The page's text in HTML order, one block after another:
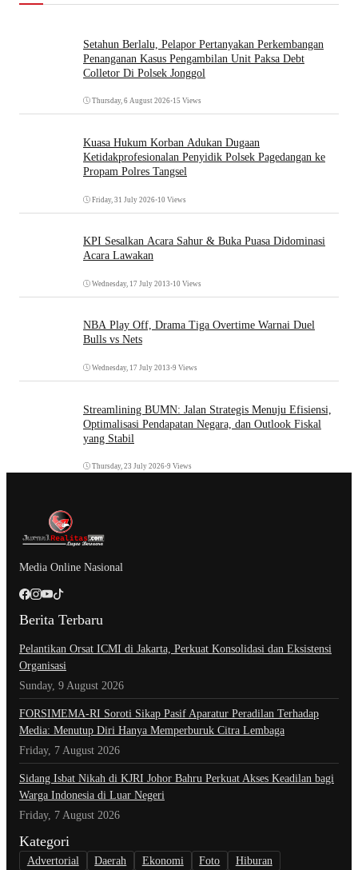
Setahun Berlalu, Pelapor Pertanyakan Perkembangan
Penanganan Kasus Pengambilan Unit Paksa Debt
Colletor Di Polsek Jonggol
Thursday, 6 August 2026•15 Views
Kuasa Hukum Korban Adukan Dugaan
Ketidakprofesionalan Penyidik Polsek Pagedangan ke
Propam Polres Tangsel
Friday, 31 July 2026•10 Views
KPI Sesalkan Acara Sahur & Buka Puasa Didominasi
Acara Lawakan
Wednesday, 17 July 2013 •10 Views
NBA Play Off, Drama Tiga Overtime Warnai Duel
Bulls vs Nets
Wednesday, 17 July 2013 •9 Views
Streamlining BUMN: Jalan Strategis Menuju Efisiensi,
Optimalisasi Pendapatan Negara, dan Outlook Fiskal
yang Stabil
Thursday, 23 July 2026•9 Views
Media Online Nasional
Berita Terbaru
Pelantikan Orsat ICMI di Jakarta, Perkuat Konsolidasi dan Eksistensi
Organisasi
Sunday, 9 August 2026
​FORSIMEMA-RI Soroti Sikap Pasif Aparatur Peradilan Terhadap
Media: Menutup Diri Hanya Memperburuk Citra Lembaga
Friday, 7 August 2026
Sidang Isbat Nikah di KJRI Johor Bahru Perkuat Akses Keadilan bagi
Warga Indonesia di Luar Negeri
Friday, 7 August 2026
Kategori
Advertorial Daerah Ekonomi Foto Hiburan